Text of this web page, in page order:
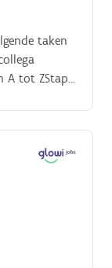
taken
A tot ZStap